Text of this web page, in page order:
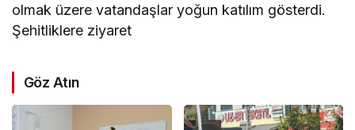
olmak üzere vatandaşlar yoğun katılım gösterdi.
Şehitliklere ziyaret
Göz Atın